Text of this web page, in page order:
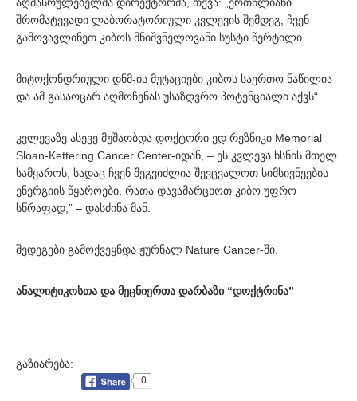
შრომატევადი ლაბორატორიული კვლევის შემდეგ, ჩვენ
გამოვავლინეთ კიბოს მნიშვნელოვანი სუსტი წერტილი.
მიტოქონდრიული დნმ-ის მუტაციები კიბოს საერთო ნაწილია
და ამ გასაოცარ აღმოჩენას უსაზღვრო პოტენციალი აქვს“.
კვლევაზე ასევე მუშაობდა დოქტორი ედ რეზნიკი Memorial
Sloan-Kettering Cancer Center-იდან, – ეს კვლევა ხსნის მთელ
სამყაროს, სადაც ჩვენ შეგვიძლია შევცვალოთ სიმსივნეების
ენერგიის წყაროები, რათა დავამარცხოთ კიბო უფრო
სწრაფად,” – დასძინა მან.
შედეგები გამოქვეყნდა ჟურნალ Nature Cancer-ში.
ანალიტიკოსთა და მეცნიერთა დარბაზი “დოქტრინა”
გაზიარება:
0